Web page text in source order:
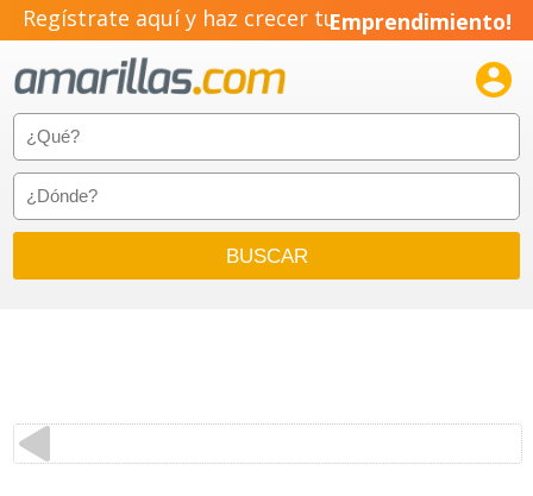
Regístrate aquí y haz crecer tuEmprendimiento!
